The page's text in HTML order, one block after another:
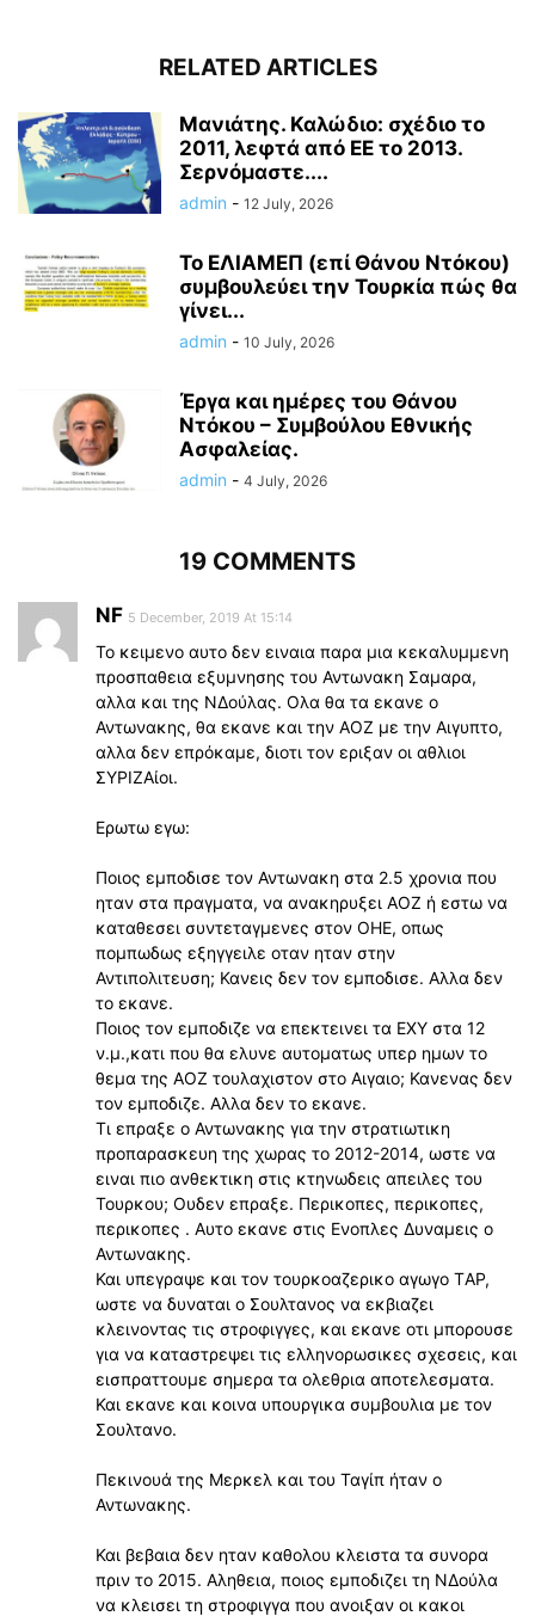
RELATED ARTICLES
Μανιάτης. Καλώδιο: σχέδιο το
2011, λεφτά από ΕΕ το 2013.
Σερνόμαστε....
admin - 12 July, 2026
Το ΕΛΙΑΜΕΠ (επί Θάνου Ντόκου)
συμβουλεύει την Τουρκία πώς θα
γίνει...
admin - 10 July, 2026
Έργα και ημέρες του Θάνου
Ντόκου – Συμβούλου Εθνικής
Ασφαλείας.
admin - 4 July, 2026
19 COMMENTS
NF 5 December, 2019 At 15:14
To κειμενο αυτο δεν ειναια παρα μια κεκαλυμμενη
προσπαθεια εξυμνησης του Αντωνακη Σαμαρα,
αλλα και της ΝΔούλας. Ολα θα τα εκανε ο
Αντωνακης, θα εκανε και την ΑΟΖ με την Αιγυπτο,
αλλα δεν επρόκαμε, διοτι τον εριξαν οι αθλιοι
ΣΥΡΙΖΑίοι.
Ερωτω εγω:
Ποιος εμποδισε τον Αντωνακη στα 2.5 χρονια που
ηταν στα πραγματα, να ανακηρυξει ΑΟΖ ή εστω να
καταθεσει συντεταγμενες στον ΟΗΕ, οπως
πομπωδως εξηγγειλε οταν ηταν στην
Αντιπολιτευση; Κανεις δεν τον εμποδισε. Αλλα δεν
το εκανε.
Ποιος τον εμποδιζε να επεκτεινει τα ΕΧΥ στα 12
ν.μ.,κατι που θα ελυνε αυτοματως υπερ ημων το
θεμα της ΑΟΖ τουλαχιστον στο Αιγαιο; Κανενας δεν
τον εμποδιζε. Αλλα δεν το εκανε.
Τι επραξε ο Αντωνακης για την στρατιωτικη
προπαρασκευη της χωρας το 2012-2014, ωστε να
ειναι πιο ανθεκτικη στις κτηνωδεις απειλες του
Τουρκου; Ουδεν επραξε. Περικοπες, περικοπες,
περικοπες . Αυτο εκανε στις Ενοπλες Δυναμεις ο
Αντωνακης.
Και υπεγραψε και τον τουρκοαζερικο αγωγο ΤAP,
ωστε να δυναται ο Σουλτανος να εκβιαζει
κλεινοντας τις στροφιγγες, και εκανε οτι μπορουσε
για να καταστρεψει τις ελληνορωσικες σχεσεις, και
εισπραττουμε σημερα τα ολεθρια αποτελεσματα.
Και εκανε και κοινα υπουργικα συμβουλια με τον
Σουλτανο.
Πεκινουά της Μερκελ και του Ταγίπ ήταν ο
Αντωνακης.
Και βεβαια δεν ηταν καθολου κλειστα τα συνορα
πριν το 2015. Αληθεια, ποιος εμποδιζει τη ΝΔούλα
να κλεισει τη στροφιγγα που ανοιξαν οι κακοι